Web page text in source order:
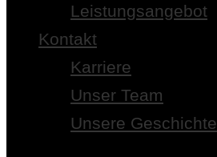
Leistungsangebot
Kontakt
Karriere
Unser Team
Unsere Geschichte